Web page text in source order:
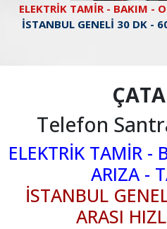
ELEKTRİK TAMİR - BAKIM -
İSTANBUL GENELİ 30 DK -
Telefon
ELEKTRİK TAMİR -
ARIZA -
İSTANBUL
ARASI